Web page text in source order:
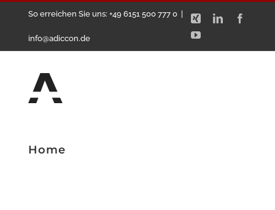
springen
So erreichen Sie uns: +49 6151 500 777 0
info@adiccon.de
Xing LinkedIn
YouTube
Home